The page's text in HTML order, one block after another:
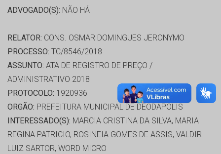
ADVOGADO(S): NÃO HÁ
RELATOR: CONS. OSMAR DOMINGUES JERONYMO
PROCESSO: TC/8546/2018
ASSUNTO: ATA DE REGISTRO DE PREÇO /
ADMINISTRATIVO 2018
PROTOCOLO: 1920936
ORGÃO: PREFEITURA MUNICIPAL DE DEODAPOLIS
INTERESSADO(S): MARCIA CRISTINA DA SILVA, MARIA
REGINA PATRICIO, ROSINEIA GOMES DE ASSIS, VALDIR
LUIZ SARTOR, WORD MICRO